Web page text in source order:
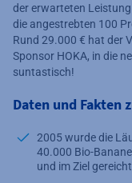
der erwarteten
die angestrebten 100
Rund 29.000 € hat der
Sponsor HOKA, in die
suntastisch!
Daten und Fakten
2005 wurde die
40.000 Bio-
und im Ziel gereicht